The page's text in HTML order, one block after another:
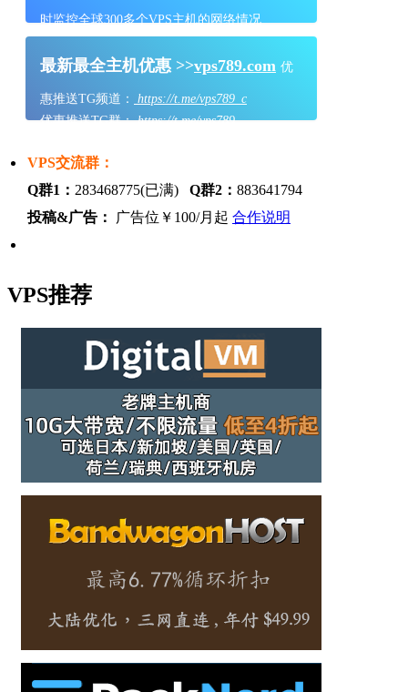
时监控全球300多个VPS主机的网络情况
最新最全主机优惠 >>vps789.com 优
惠推送TG频道：
https://t.me/vps789_c
优惠推送TG群：https://t.me/vps789
VPS交流群：
Q群1： 283468775(已满) Q群2： 883641794
投稿&广告：
广告位￥100/月起 合作说明
VPS推荐